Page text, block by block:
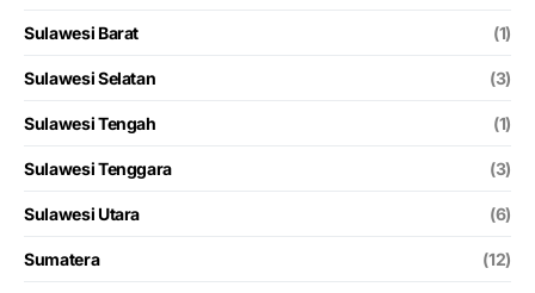
Sulawesi Barat (1)
Sulawesi Selatan (3)
Sulawesi Tengah (1)
Sulawesi Tenggara (3)
Sulawesi Utara (6)
Sumatera (12)